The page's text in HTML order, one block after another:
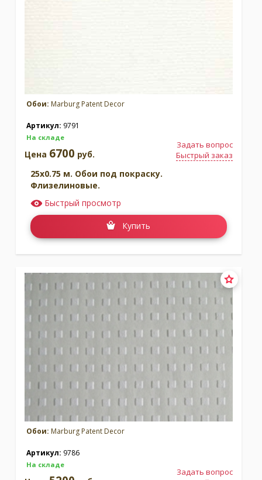
Обои: Marburg Patent Decor
Артикул: 9791
На складе
Задать вопрос
Быстрый заказ
Цена 6700 руб.
25x0.75 м. Обои под покраску.
Флизелиновые.
Быстрый просмотр
Купить
Обои: Marburg Patent Decor
Артикул: 9786
На складе
Задать вопрос